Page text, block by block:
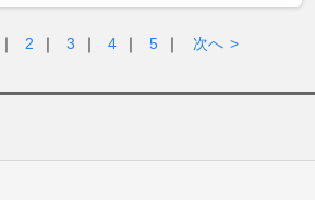
｜ 2 ｜ 3 ｜ 4 ｜ 5 ｜ 次へ >